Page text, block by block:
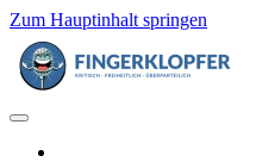
Zum Hauptinhalt springen